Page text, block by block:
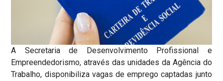
A Secretaria de Desenvolvimento Profissional e
Empreendedorismo, através das unidades da Agência do
Trabalho, disponibiliza vagas de emprego captadas junto